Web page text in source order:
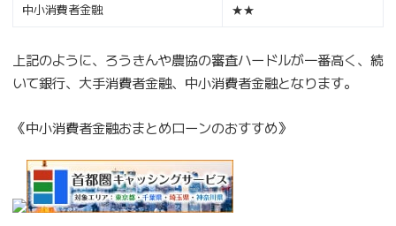
中小消費者金融 ★★
上記のように、ろうきんや農協の審査ハードルが一番高く、続
いて銀行、大手消費者金融、中小消費者金融となります。
《中小消費者金融おまとめローンのおすすめ》